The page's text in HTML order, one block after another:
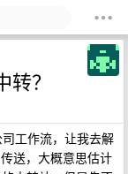
？
工作流，让我去解
送，大概意思估计